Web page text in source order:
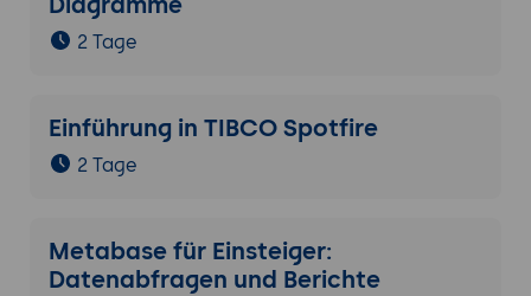
2 Tage
Einführung in TIBCO Spotfire
2 Tage
Metabase für Einsteiger:
Datenabfragen und Berichte